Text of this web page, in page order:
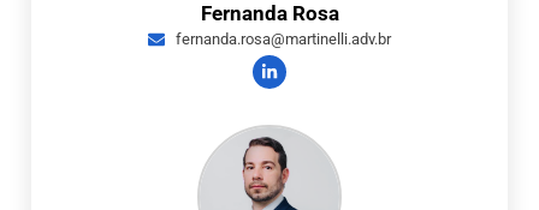
Fernanda Rosa
fernanda.rosa@martinelli.adv.br